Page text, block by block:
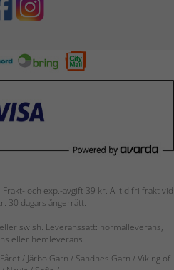
och exp.-avgift 39 kr. Alltid fri frakt vid
30 dagars ångerrätt.
swish. Leveranssätt: normalleverans,
eller hemleverans.
/ Järbo Garn / Sandnes Garn / Viking of